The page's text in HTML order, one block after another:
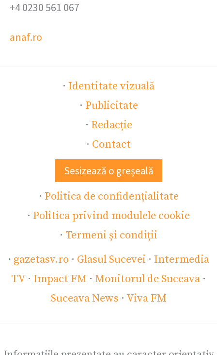
+4 0230 561 067
anaf.ro
· Identitate vizuală
· Publicitate
· Redacție
· Contact
Sesizează o greșeală
· Politica de confidențialitate
· Politica privind modulele cookie
· Termeni și condiții
· gazetasv.ro · Glasul Sucevei · Intermedia
TV · Impact FM · Monitorul de Suceava ·
Suceava News · Viva FM